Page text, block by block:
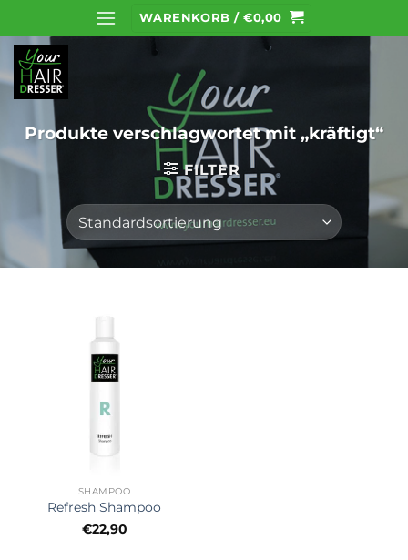
Inhalt
springen
WARENKORB / €0,00
Produkte verschlagwortet mit „kräftigt“
FILTER
SHAMPOO
Refresh Shampoo
€22,90